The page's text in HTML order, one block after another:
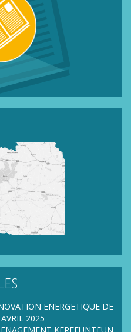
ENERGETIQUE DE
2025